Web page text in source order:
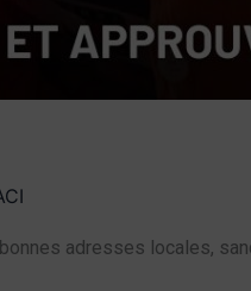
adresses locales,